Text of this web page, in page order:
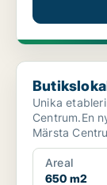
Butikslokal i
Unika
Centrum.En
Märsta
starkt ha...
Areal
650 m2